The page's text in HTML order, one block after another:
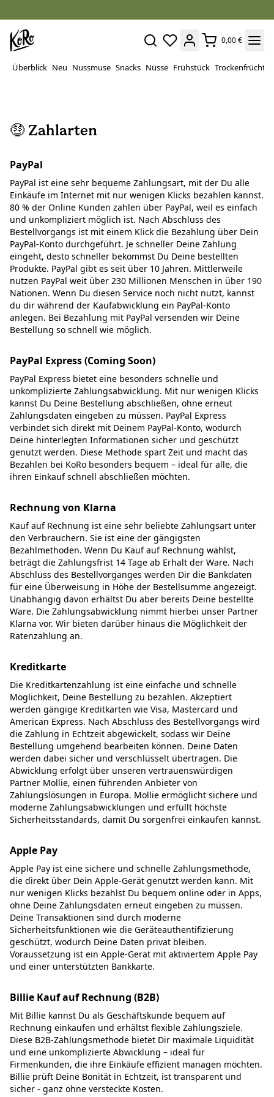
0,00 €
Überblick Neu Nussmuse Snacks Nüsse Frühstück Trockenfrüchte
🤑 Zahlarten
PayPal
PayPal ist eine sehr bequeme Zahlungsart, mit der Du alle
Einkäufe im Internet mit nur wenigen Klicks bezahlen kannst.
80 % der Online Kunden zahlen über PayPal, weil es einfach
und unkompliziert möglich ist. Nach Abschluss des
Bestellvorgangs ist mit einem Klick die Bezahlung über Dein
PayPal-Konto durchgeführt. Je schneller Deine Zahlung
eingeht, desto schneller bekommst Du Deine bestellten
Produkte. PayPal gibt es seit über 10 Jahren. Mittlerweile
nutzen PayPal weit über 230 Millionen Menschen in über 190
Nationen. Wenn Du diesen Service noch nicht nutzt, kannst
du dir während der Kaufabwicklung ein PayPal-Konto
anlegen. Bei Bezahlung mit PayPal versenden wir Deine
Bestellung so schnell wie möglich.
PayPal Express (Coming Soon)
PayPal Express bietet eine besonders schnelle und
unkomplizierte Zahlungsabwicklung. Mit nur wenigen Klicks
kannst Du Deine Bestellung abschließen, ohne erneut
Zahlungsdaten eingeben zu müssen. PayPal Express
verbindet sich direkt mit Deinem PayPal-Konto, wodurch
Deine hinterlegten Informationen sicher und geschützt
genutzt werden. Diese Methode spart Zeit und macht das
Bezahlen bei KoRo besonders bequem – ideal für alle, die
ihren Einkauf schnell abschließen möchten.
Rechnung von Klarna
Kauf auf Rechnung ist eine sehr beliebte Zahlungsart unter
den Verbrauchern. Sie ist eine der gängigsten
Bezahlmethoden. Wenn Du Kauf auf Rechnung wählst,
beträgt die Zahlungsfrist 14 Tage ab Erhalt der Ware. Nach
Abschluss des Bestellvorganges werden Dir die Bankdaten
für eine Überweisung in Höhe der Bestellsumme angezeigt.
Unabhängig davon erhältst Du aber bereits Deine bestellte
Ware. Die Zahlungsabwicklung nimmt hierbei unser Partner
Klarna vor. Wir bieten darüber hinaus die Möglichkeit der
Ratenzahlung an.
Kreditkarte
Die Kreditkartenzahlung ist eine einfache und schnelle
Möglichkeit, Deine Bestellung zu bezahlen. Akzeptiert
werden gängige Kreditkarten wie Visa, Mastercard und
American Express. Nach Abschluss des Bestellvorgangs wird
die Zahlung in Echtzeit abgewickelt, sodass wir Deine
Bestellung umgehend bearbeiten können. Deine Daten
werden dabei sicher und verschlüsselt übertragen. Die
Abwicklung erfolgt über unseren vertrauenswürdigen
Partner Mollie, einen führenden Anbieter von
Zahlungslösungen in Europa. Mollie ermöglicht sichere und
moderne Zahlungsabwicklungen und erfüllt höchste
Sicherheitsstandards, damit Du sorgenfrei einkaufen kannst.
Apple Pay
Apple Pay ist eine sichere und schnelle Zahlungsmethode,
die direkt über Dein Apple-Gerät genutzt werden kann. Mit
nur wenigen Klicks bezahlst Du bequem online oder in Apps,
ohne Deine Zahlungsdaten erneut eingeben zu müssen.
Deine Transaktionen sind durch moderne
Sicherheitsfunktionen wie die Geräteauthentifizierung
geschützt, wodurch Deine Daten privat bleiben.
Voraussetzung ist ein Apple-Gerät mit aktiviertem Apple Pay
und einer unterstützten Bankkarte.
Billie Kauf auf Rechnung (B2B)
Mit Billie kannst Du als Geschäftskunde bequem auf
Rechnung einkaufen und erhältst flexible Zahlungsziele.
Diese B2B-Zahlungsmethode bietet Dir maximale Liquidität
und eine unkomplizierte Abwicklung – ideal für
Firmenkunden, die ihre Einkäufe effizient managen möchten.
Billie prüft Deine Bonität in Echtzeit, ist transparent und
sicher - ganz ohne versteckte Kosten.